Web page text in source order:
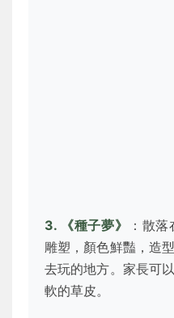
3. 《種子夢》
：散
雕塑，顏色鮮豔，造
去玩的地方。家長可
軟的草皮。